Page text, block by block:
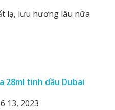
lạ, lưu hương lâu nữa
28ml tinh dầu Dubai
13, 2023